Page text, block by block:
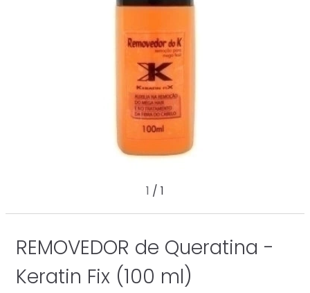
1 / 1
REMOVEDOR de Queratina -
Keratin Fix (100 ml)